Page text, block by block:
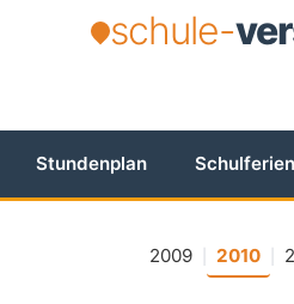
schule-
Stundenplan Schulferien
2009 2010